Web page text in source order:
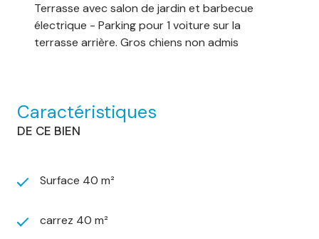
Terrasse avec salon de jardin et barbecue
électrique - Parking pour 1 voiture sur la
terrasse arrière. Gros chiens non admis
Caractéristiques
DE CE BIEN
Surface 40 m²
carrez 40 m²